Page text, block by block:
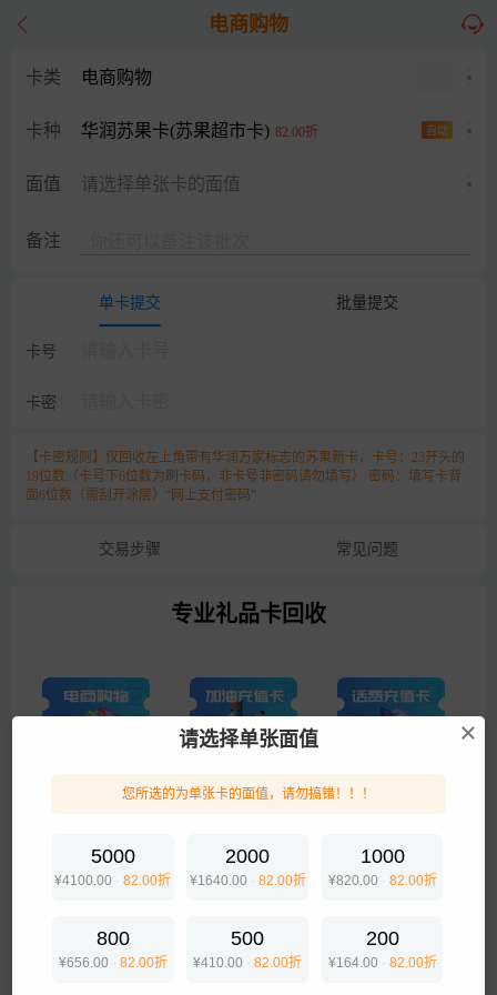
电商购物
卡类 电商购物
卡种 华润苏果卡(苏果超市卡) 自动
82.00折
面值 请选择单张卡的面值
备注
单卡提交 批量提交
卡号
卡密
【卡密规则】仅回收左上角带有华润万家标志的苏果新卡，卡号：23开头的
19位数（卡号下6位数为刷卡码，非卡号非密码请勿填写） 密码：填写卡背
面6位数（需刮开涂层）“网上支付密码”
交易步骤 常见问题
专业礼品卡回收
加油卡
游戏点卡 美食出行
请选择单张面值
您所选的为单张卡的面值，请勿搞错！！！
5000
¥4100.00 · 82.00折
2000
¥1640.00 · 82.00折
1000
¥820.00 · 82.00折
800
¥656.00 · 82.00折
500
¥410.00 · 82.00折
200
¥164.00 · 82.00折